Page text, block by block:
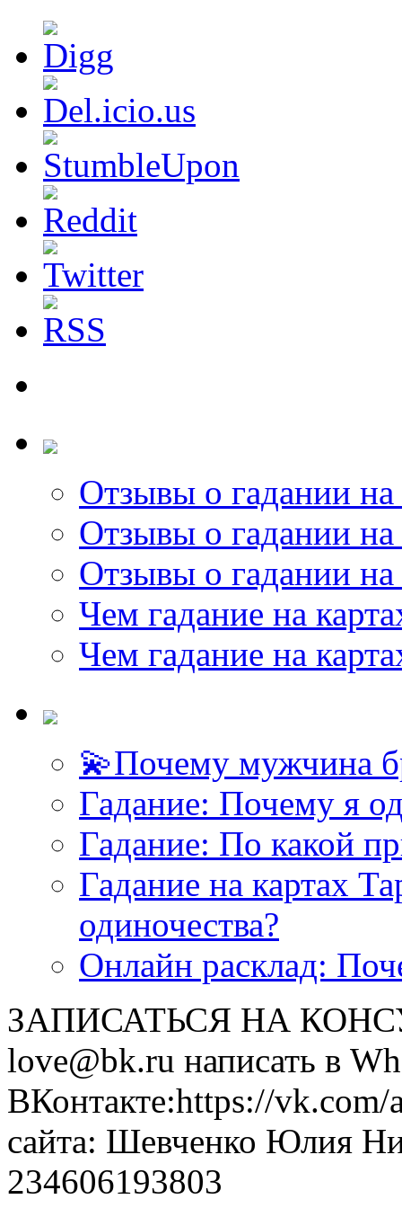
Отзывы о гадании на
Отзывы о гадании на
Отзывы о гадании на
Чем гадание на
Чем гадание на
💫Почему мужчина
Гадание: Почему я
Гадание: По какой
Гадание на картах
одиночества?
Онлайн расклад:
ЗАПИСАТЬСЯ НА
love@bk.ru написать в
ВКонтакте:https://
сайта: Шевченко Юлия
234606193803